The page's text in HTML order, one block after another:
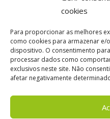
cookies
Para proporcionar as melhores
como cookies para armazenar e/
dispositivo. O consentimento
processar dados como
exclusivos neste site. Não
afetar negativamente